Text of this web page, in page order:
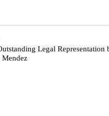
Legal Representation